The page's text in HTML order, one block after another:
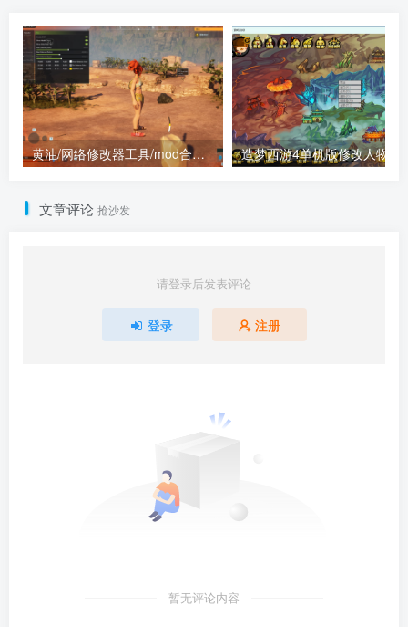
黄油/网络修改器工具/mod合集（点进来查看）
文章评论 抢沙发
请登录后发表评论
登录 注册
暂无评论内容